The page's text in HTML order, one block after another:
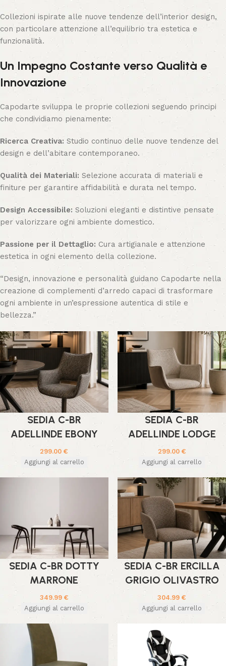
Collezioni ispirate alle nuove tendenze dell’interior design,
con particolare attenzione all’equilibrio tra estetica e
funzionalità.
Un Impegno Costante verso Qualità e
Innovazione
Capodarte sviluppa le proprie collezioni seguendo principi
che condividiamo pienamente:
Ricerca Creativa: Studio continuo delle nuove tendenze del
design e dell’abitare contemporaneo.
Qualità dei Materiali: Selezione accurata di materiali e
finiture per garantire affidabilità e durata nel tempo.
Design Accessibile: Soluzioni eleganti e distintive pensate
per valorizzare ogni ambiente domestico.
Passione per il Dettaglio: Cura artigianale e attenzione
estetica in ogni elemento della collezione.
“Design, innovazione e personalità guidano Capodarte nella
creazione di complementi d’arredo capaci di trasformare
ogni ambiente in un’espressione autentica di stile e
bellezza.”
SEDIA C-BR
ADELLINDE EBONY
299.00€
Aggiungi al carrello
SEDIA C-BR
ADELLINDE LODGE
299.00 €
Aggiungi al carrello
SEDIA C-BR DOTTY
MARRONE
349.99 €
Aggiungi al carrello
SEDIA C-BR ERCILLA
GRIGIO OLIVASTRO
304.99€
Aggiungi al carrello